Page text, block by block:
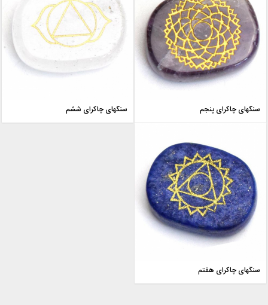
سنگهای چاکرای پنجم سنگهای چاکرای ششم
سنگهای چاکرای هفتم